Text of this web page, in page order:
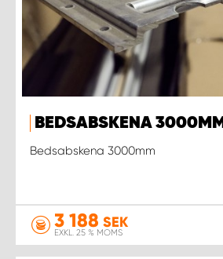
BEDSABSKENA 3000MM
Bedsabskena 3000mm
3 188 SEK
EXKL. 25 % MOMS